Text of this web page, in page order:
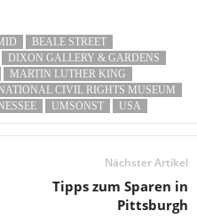
BEALE STREET
DIXON GALLERY & GARDENS
MARTIN LUTHER KING
NATIONAL CIVIL RIGHTS MUSEUM
UMSONST USA
Nächster Artikel
Tipps zum Sparen in
Pittsburgh